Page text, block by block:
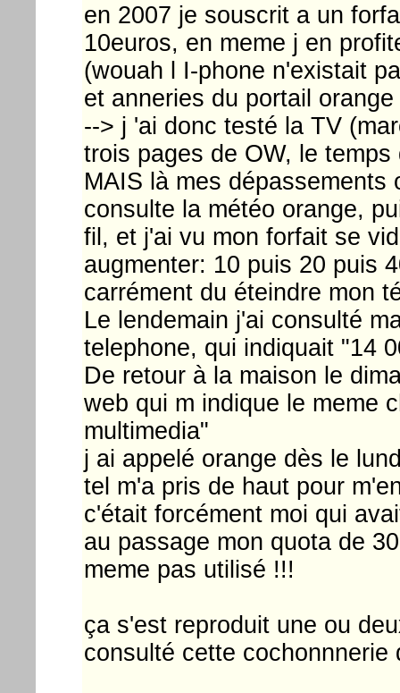
en 2007 je souscrit a un
10euros, en meme j en
(wouah l I-phone n'existait
et anneries du portail
--> j 'ai donc testé la TV
trois pages de OW, le
MAIS là mes
consulte la météo orange,
fil, et j'ai vu mon forfait se
augmenter: 10 puis 20 puis
carrément du éteindre mon
Le lendemain j'ai consulté
telephone, qui indiquait "14
De retour à la maison le
web qui m indique le meme
multimedia"
j ai appelé orange dès le
tel m'a pris de haut pour
c'était forcément moi qui
au passage mon quota de
meme pas utilisé !!!
ça s'est reproduit une ou
consulté cette cochonnnerie